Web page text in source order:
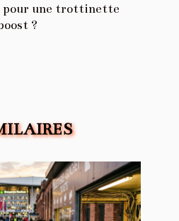
pour une trottinette
?